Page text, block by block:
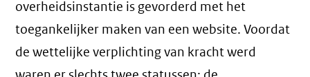
overheidsinstantie is gevorderd met het
toegankelijker maken van een website. Voordat
de wettelijke verplichting van kracht werd